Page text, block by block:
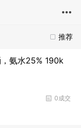
推荐
氨水25% 190k
0成交